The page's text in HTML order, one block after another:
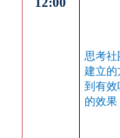
思考
建立的
到有效
的效果